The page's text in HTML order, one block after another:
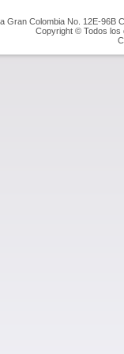
Gran Colombia No. 12E-96B
Copyright © Todos los